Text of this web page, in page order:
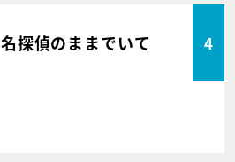
名探偵のままでいて 4